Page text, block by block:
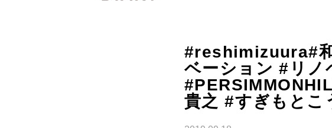
#reshimizuura#
ベーション #リノ
貴之 #すぎもとこ